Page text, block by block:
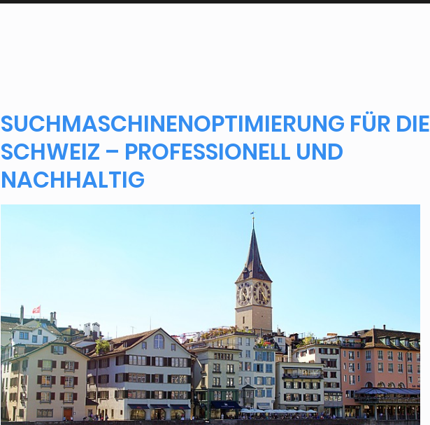
SUCHMASCHINENOPTIMIERUNG FÜR DIE
SCHWEIZ – PROFESSIONELL UND
NACHHALTIG